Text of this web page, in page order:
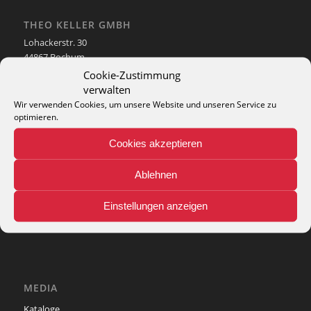
Cookie-Zustimmung
verwalten
Wir verwenden Cookies, um unsere Website und unseren Service zu
optimieren.
Cookies akzeptieren
Ablehnen
Einstellungen anzeigen
THEO KELLER GMBH
Lohackerstr. 30
44867 Bochum
phone: + 49 (2327) 3083 - 20
info@theko-collection.com
INFO
MEDIA